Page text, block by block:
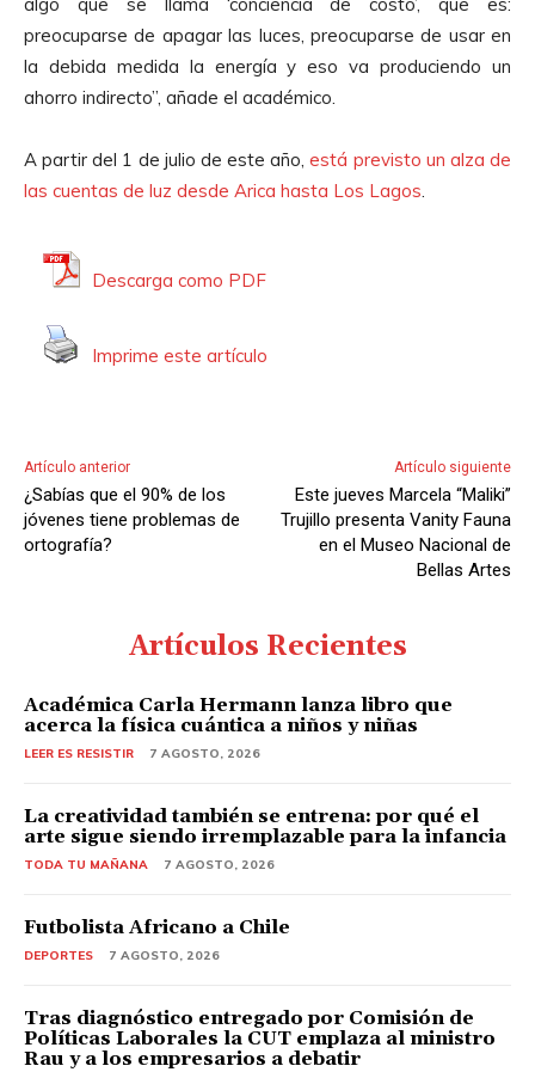
preocuparse de apagar las luces, preocuparse de usar en
la debida medida la energía y eso va produciendo un
ahorro indirecto”, añade el académico.
A partir del 1 de julio de este año,está previsto un alza de
las cuentas de luz desde Arica hasta Los Lagos
Descarga como PDF
Imprime este artículo
Artículo anterior
¿Sabías que el 90% de los
jóvenes tiene problemas de
ortografía?
Artículo siguiente
Este jueves Marcela “Maliki”
Trujillo presenta Vanity Fauna
en el Museo Nacional de
Bellas Artes
Artículos Recientes
Académica Carla Hermann lanza libro que
acerca la física cuántica a niños y niñas
LEER ES RESISTIR 7 AGOSTO, 2026
La creatividad también se entrena: por qué el
arte sigue siendo irremplazable para la infancia
TODA TU MAÑANA 7 AGOSTO, 2026
Futbolista Africano a Chile
DEPORTES 7 AGOSTO, 2026
Tras diagnóstico entregado por Comisión de
Políticas Laborales la CUT emplaza al ministro
Rau y a los empresarios a debatir